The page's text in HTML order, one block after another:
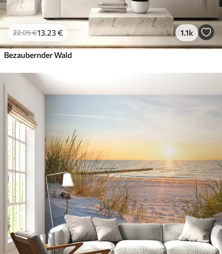
22.05€13 .23€ 1.1k
Bezaubernder Wald